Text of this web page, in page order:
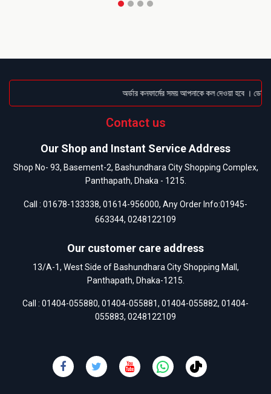
অর্ডার কনফার্মের সময় আপনাকে কল দেওয়া হবে ।
Contact us
Our Shop and Instant Service Address
Shop No- 93, Basement-2, Bashundhara City Shopping Complex,
Panthapath, Dhaka - 1215.
Call : 01678-133338, 01614-956000, Any Order Info:01945-
663344, 0248122109
Our customer care address
13/A-1, West Side of Bashundhara City Shopping Mall,
Panthapath, Dhaka-1215.
Call : 01404-055880, 01404-055881, 01404-055882, 01404-
055883, 0248122109